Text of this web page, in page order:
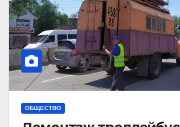
ОБЩЕСТВО